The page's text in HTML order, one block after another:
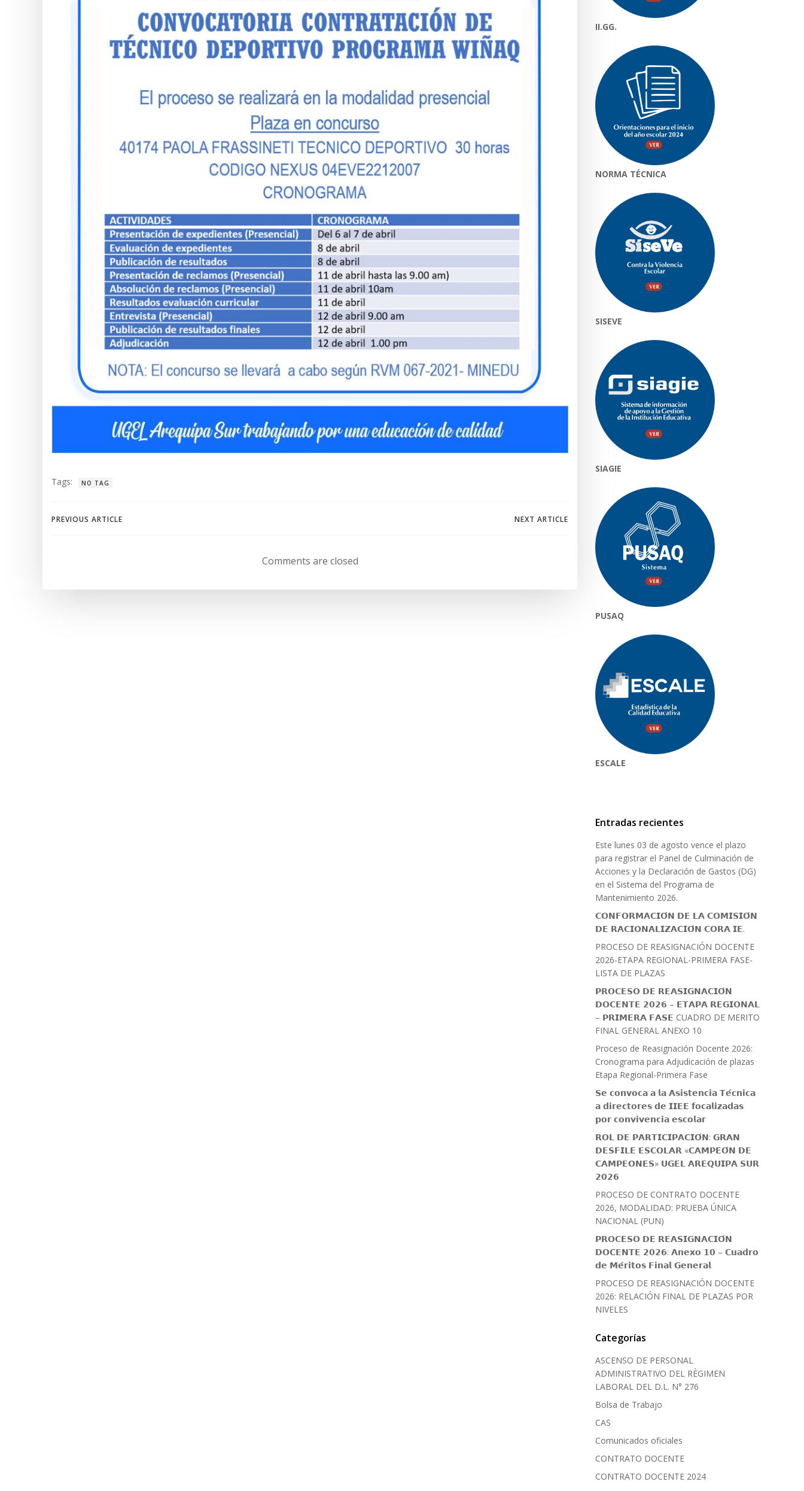
Tags: NO TAG
Navegación
entradas
PREVIOUS ARTICLE
de
entradas
NEXT ARTICLE
Comments are closed
II.GG.
NORMA TÉCNICA
SISEVE
SIAGIE
PUSAQ
ESCALE
Entradas recientes
Este lunes 03 de agosto vence el plazo
para registrar el Panel de Culminación de
Acciones y la Declaración de Gastos (DG)
en el Sistema del Programa de
Mantenimiento 2026.
𝗖𝗢𝗡𝗙𝗢𝗥𝗠𝗔𝗖𝗜𝗢́𝗡 𝗗𝗘 𝗟𝗔 𝗖𝗢𝗠𝗜𝗦𝗜𝗢́𝗡
𝗗𝗘 𝗥𝗔𝗖𝗜𝗢𝗡𝗔𝗟𝗜𝗭𝗔𝗖𝗜𝗢́𝗡 𝗖𝗢𝗥𝗔 𝗜𝗘.
PROCESO DE REASIGNACIÓN DOCENTE
2026-ETAPA REGIONAL-PRIMERA FASE-
LISTA DE PLAZAS
𝗣𝗥𝗢𝗖𝗘𝗦𝗢 𝗗𝗘 𝗥𝗘𝗔𝗦𝗜𝗚𝗡𝗔𝗖𝗜𝗢́𝗡
𝗗𝗢𝗖𝗘𝗡𝗧𝗘 𝟮𝟬𝟮𝟲 – 𝗘𝗧𝗔𝗣𝗔 𝗥𝗘𝗚𝗜𝗢𝗡𝗔𝗟
– 𝗣𝗥𝗜𝗠𝗘𝗥𝗔 𝗙𝗔𝗦𝗘 CUADRO DE MERITO
FINAL GENERAL ANEXO 10
Proceso de Reasignación Docente 2026:
Cronograma para Adjudicación de plazas
Etapa Regional-Primera Fase
𝗦𝗲 𝗰𝗼𝗻𝘃𝗼𝗰𝗮 𝗮 𝗹𝗮 𝗔𝘀𝗶𝘀𝘁𝗲𝗻𝗰𝗶𝗮 𝗧𝗲́𝗰𝗻𝗶𝗰𝗮
𝗮 𝗱𝗶𝗿𝗲𝗰𝘁𝗼𝗿𝗲𝘀 𝗱𝗲 𝗜𝗜𝗘𝗘 𝗳𝗼𝗰𝗮𝗹𝗶𝘇𝗮𝗱𝗮𝘀
𝗽𝗼𝗿 𝗰𝗼𝗻𝘃𝗶𝘃𝗲𝗻𝗰𝗶𝗮 𝗲𝘀𝗰𝗼𝗹𝗮𝗿
𝗥𝗢𝗟 𝗗𝗘 𝗣𝗔𝗥𝗧𝗜𝗖𝗜𝗣𝗔𝗖𝗜𝗢́𝗡: 𝗚𝗥𝗔𝗡
𝗗𝗘𝗦𝗙𝗜𝗟𝗘 𝗘𝗦𝗖𝗢𝗟𝗔𝗥 «𝗖𝗔𝗠𝗣𝗘𝗢́𝗡 𝗗𝗘
𝗖𝗔𝗠𝗣𝗘𝗢𝗡𝗘𝗦» 𝗨𝗚𝗘𝗟 𝗔𝗥𝗘𝗤𝗨𝗜𝗣𝗔 𝗦𝗨𝗥
𝟮𝟬𝟮𝟲
PROCESO DE CONTRATO DOCENTE
2026, MODALIDAD: PRUEBA ÚNICA
NACIONAL (PUN)
𝗣𝗥𝗢𝗖𝗘𝗦𝗢 𝗗𝗘 𝗥𝗘𝗔𝗦𝗜𝗚𝗡𝗔𝗖𝗜𝗢́𝗡
𝗗𝗢𝗖𝗘𝗡𝗧𝗘 𝟮𝟬𝟮𝟲: 𝗔𝗻𝗲𝘅𝗼 𝟭𝟬 – 𝗖𝘂𝗮𝗱𝗿𝗼
𝗱𝗲 𝗠𝗲́𝗿𝗶𝘁𝗼𝘀 𝗙𝗶𝗻𝗮𝗹 𝗚𝗲𝗻𝗲𝗿𝗮𝗹
PROCESO DE REASIGNACIÓN DOCENTE
2026: RELACIÓN FINAL DE PLAZAS POR
NIVELES
Categorías
ASCENSO DE PERSONAL
ADMINISTRATIVO DEL RÈGIMEN
LABORAL DEL D.L. N° 276
Bolsa de Trabajo
CAS
Comunicados oficiales
CONTRATO DOCENTE
CONTRATO DOCENTE 2024